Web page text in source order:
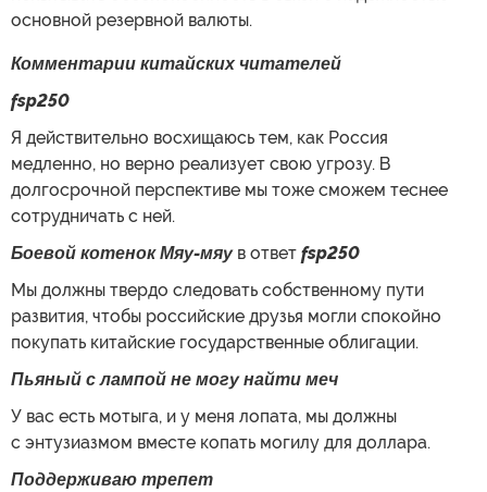
основной резервной валюты.
Комментарии китайских читателей
fsp250
Я действительно восхищаюсь тем, как Россия
медленно, но верно реализует свою угрозу. В
долгосрочной перспективе мы тоже сможем теснее
сотрудничать с ней.
Боевой котенок Мяу-мяу в ответ fsp250
Мы должны твердо следовать собственному пути
развития, чтобы российские друзья могли спокойно
покупать китайские государственные облигации.
Пьяный с лампой не могу найти меч
У вас есть мотыга, и у меня лопата, мы должны
с энтузиазмом вместе копать могилу для доллара.
Поддерживаю трепет